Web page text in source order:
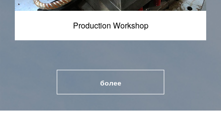
Production Workshop
более